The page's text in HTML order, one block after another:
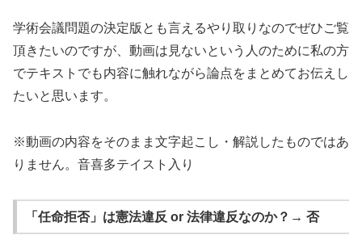
学術会議問題の決定版とも言えるやり取りなのでぜひご覧
頂きたいのですが、動画は見ないという人のために私の方
でテキストでも内容に触れながら論点をまとめてお伝えし
たいと思います。
※動画の内容をそのまま文字起こし・解説したものではあ
りません。音喜多テイスト入り
「任命拒否」は憲法違反 or 法律違反なのか？→ 否